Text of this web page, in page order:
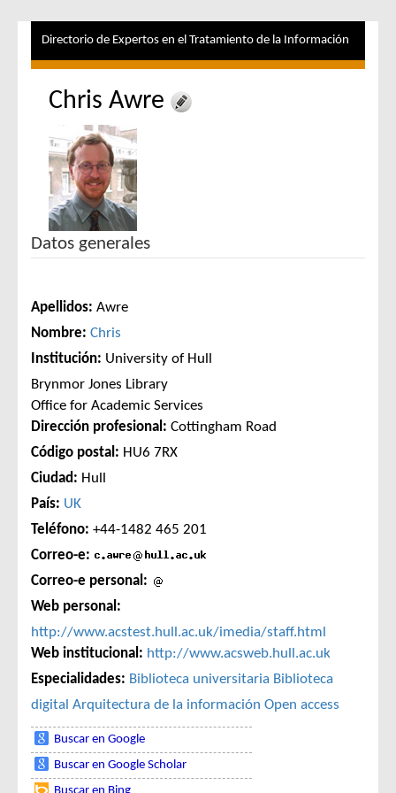
Directorio de Expertos en el Tratamiento de la Información
Chris Awre
Datos generales
Apellidos: Awre
Nombre: Chris
Institución: University of Hull
Brynmor Jones Library
Office for Academic Services
Dirección profesional: Cottingham Road
Código postal: HU6 7RX
Ciudad: Hull
País: UK
Teléfono: +44-1482 465 201
Correo-e:
Correo-e personal:
Web personal:
http://www.acstest.hull.ac.uk/imedia/staff.html
Web institucional: http://www.acsweb.hull.ac.uk
Especialidades: Biblioteca universitaria Biblioteca
digital Arquitectura de la información Open access
Buscar en Google
Buscar en Google Scholar